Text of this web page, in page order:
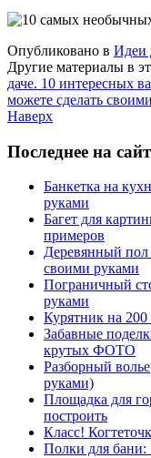
Опубликовано в Идеи
Другие материалы в
даче. 10 интересных
можете сделать
Наверх
Последнее на
Банкетка на
руками
Багет для
примеров
Деревянный пол
своими руками
Пограничный
руками
Курятник на 200
Забавные
крутых ФОТО
Разборный
руками)
Площадка для
построить
Класс!
Полки для бани: